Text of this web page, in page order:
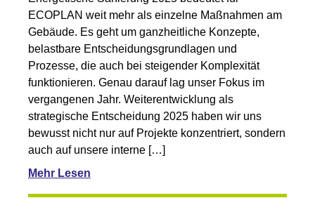
ECOPLAN weit mehr als einzelne Maßnahmen am
Gebäude. Es geht um ganzheitliche Konzepte,
belastbare Entscheidungsgrundlagen und
Prozesse, die auch bei steigender Komplexität
funktionieren. Genau darauf lag unser Fokus im
vergangenen Jahr. Weiterentwicklung als
strategische Entscheidung 2025 haben wir uns
bewusst nicht nur auf Projekte konzentriert, sondern
auch auf unsere interne […]
Mehr Lesen